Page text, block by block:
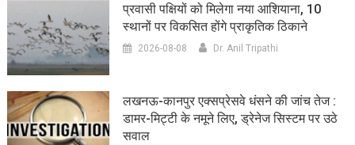
प्रवासी पक्षियों को मिलेगा नया आशियाना, 10
स्थानों पर विकसित होंगे प्राकृतिक ठिकाने
2026-08-08 Dr. Anil Tripathi
लखनऊ-कानपुर एक्सप्रेसवे धंसने की जांच तेज :
डामर-मिट्टी के नमूने लिए, ड्रेनेज सिस्टम पर उठे
सवाल